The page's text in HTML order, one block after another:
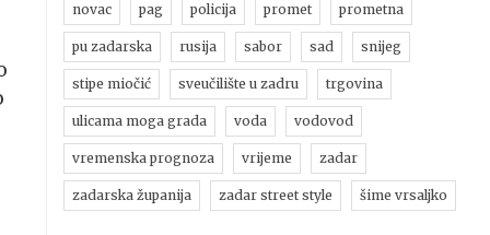
novac pag policija promet prometna
pu zadarska rusija sabor sad snijeg
stipe miočić sveučilište u zadru trgovina
ulicama moga grada voda vodovod
vremenska prognoza vrijeme zadar
zadarska županija zadar street style šime vrsaljko